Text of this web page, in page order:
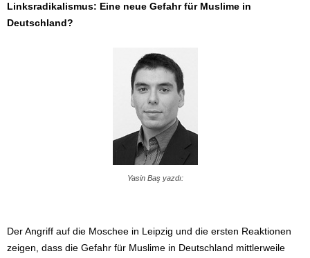
Linksradikalismus: Eine neue Gefahr für Muslime in
Deutschland?
Yasin Baş yazdı:
Der Angriff auf die Moschee in Leipzig und die ersten Reaktionen
zeigen, dass die Gefahr für Muslime in Deutschland mittlerweile